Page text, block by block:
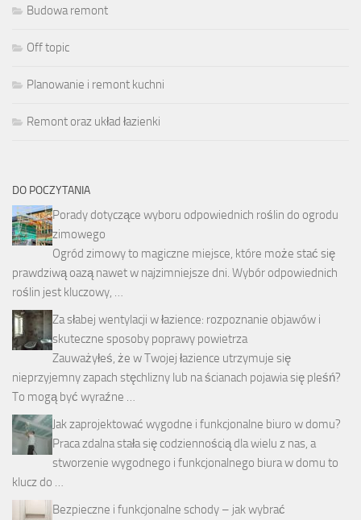
Budowa remont
Off topic
Planowanie i remont kuchni
Remont oraz układ łazienki
DO POCZYTANIA
Porady dotyczące wyboru odpowiednich roślin do ogrodu
zimowego
Ogród zimowy to magiczne miejsce, które może stać się
prawdziwą oazą nawet w najzimniejsze dni. Wybór odpowiednich
roślin jest kluczowy, …
Za słabej wentylacji w łazience: rozpoznanie objawów i
skuteczne sposoby poprawy powietrza
Zauważyłeś, że w Twojej łazience utrzymuje się
nieprzyjemny zapach stęchlizny lub na ścianach pojawia się pleśń?
To mogą być wyraźne …
Jak zaprojektować wygodne i funkcjonalne biuro w domu?
Praca zdalna stała się codziennością dla wielu z nas, a
stworzenie wygodnego i funkcjonalnego biura w domu to
klucz do …
Bezpieczne i funkcjonalne schody – jak wybrać